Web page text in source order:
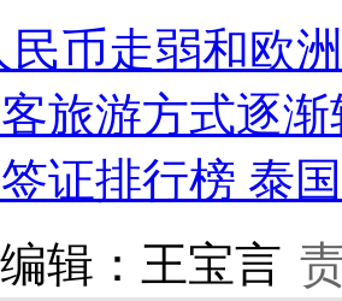
民币走弱和欧
旅游方式逐
签证排行榜 泰
编辑：王宝言